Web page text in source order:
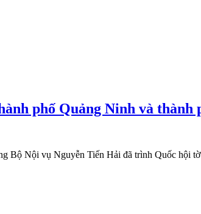
phố Quảng Ninh và thành
Nội vụ Nguyễn Tiến Hải đã trình Quốc hội